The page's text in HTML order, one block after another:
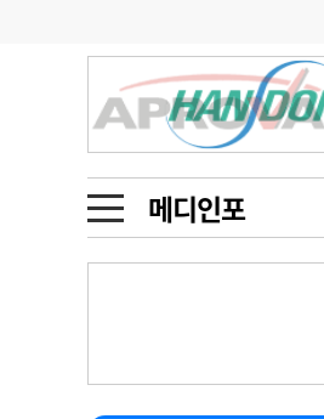
메디인포
메디인포 인
오피니언
인물
동영상뉴스
메디 Hospital 지
2026년 하
마취통증